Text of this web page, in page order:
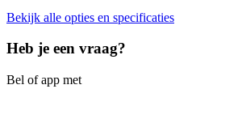
Bekijk alle opties en specificaties
Heb je een vraag?
Bel of app met